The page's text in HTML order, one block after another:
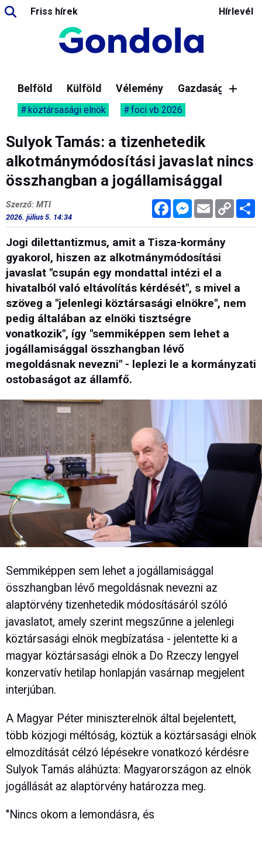
Friss hírek Hírlevél
Belföld Külföld Vélemény Gazdaság
köztársasági elnök foci vb 2026
Sulyok Tamás: a tizenhetedik
alkotmánymódosítási javaslat nincs
összhangban a jogállamisággal
FacebookMessenger
Email Copy
Link
Szerző: MTI
2026. július 5. 14:34
Jogi dilettantizmus, amit a Tisza-kormány
gyakorol, hiszen az alkotmánymódosítási
javaslat "csupán egy mondattal intézi el a
hivatalból való eltávolítás kérdését", s mivel a
szöveg a "jelenlegi köztársasági elnökre", nem
pedig általában az elnöki tisztségre
vonatkozik", így "semmiképpen sem lehet a
jogállamisággal összhangban lévő
megoldásnak nevezni" - leplezi le a kormányzati
ostobaságot az államfő.
Semmiképpen sem lehet a jogállamisággal
összhangban lévő megoldásnak nevezni az
alaptörvény tizenhetedik módosításáról szóló
javaslatot, amely szerint megszűnne a jelenlegi
köztársasági elnök megbízatása - jelentette ki a
magyar köztársasági elnök a Do Rzeczy lengyel
konzervatív hetilap honlapján vasárnap megjelent
interjúban.
A Magyar Péter miniszterelnök által bejelentett,
több közjogi méltóság, köztük a köztársasági elnök
elmozdítását célzó lépésekre vonatkozó kérdésre
Sulyok Tamás aláhúzta: Magyarországon az elnök
jogállását az alaptörvény határozza meg.
"Nincs okom a lemondásra, és